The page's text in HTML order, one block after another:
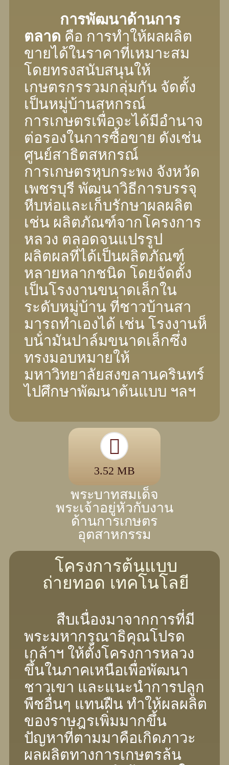
การพัฒนาด้านการ
ตลาด คือ การทําให้ผลผลิต
ขายได้ในราคาที่เหมาะสม
โดยทรงสนับสนุนให้
เกษตรกรรวมกลุ่มกัน จัดตั้ง
เป็นหมู่บ้านสหกรณ์
การเกษตรเพื่อจะได้มีอํานาจ
ต่อรองในการซื้อขาย ดังเช่น
ศูนย์สาธิตสหกรณ์
การเกษตรหุบกระพง จังหวัด
เพชรบุรี พัฒนาวิธีการบรรจุ
หีบห่อและเก็บรักษาผลผลิต
เช่น ผลิตภัณฑ์จากโครงการ
หลวง ตลอดจนแปรรูป
ผลิตผลที่ได้เป็นผลิตภัณฑ์
หลายหลากชนิด โดยจัดตั้ง
เป็นโรงงานขนาดเล็กใน
ระดับหมู่บ้าน ที่ชาวบ้านสา
มารถทําเองได้ เช่น โรงงานห็
บน้ํามันปาล์มขนาดเล็กซึ่ง
ทรงมอบหมายให้
มหาวิทยาลัยสงขลานครินทร์
ไปศึกษาพัฒนาต้นแบบ ฯลฯ
3.52 MB
พระบาทสมเด็จ
พระเจ้าอยู่หัวกับงาน
ด้านการเกษตร
อุตสาหกรรม
โครงการต้นแบบ
ถ่ายทอด เทคโนโลยี
สืบเนื่องมาจากการที่มี
พระมหากรุณาธิคุณโปรด
เกล้าฯ ให้ตั้งโครงการหลวง
ขึ้นในภาคเหนือเพื่อพัฒนา
ชาวเขา และแนะนําการปลูก
พืชอื่นๆ แทนฝืน ทําให้ผลผลิต
ของราษฎรเพิ่มมากขึ้น
ปัญหาที่ตามมาคือเกิดภาวะ
ผลผลิตทางการเกษตรล้น